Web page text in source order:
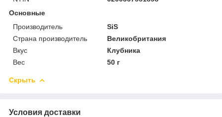
Основные
Производитель
SiS
Страна производитель
Великобритания
Вкус
Клубника
Вес
50 г
Скрыть
Условия доставки